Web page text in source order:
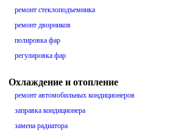
ремонт стеклоподъемника
ремонт дворников
полировка фар
регулировка фар
Охлаждение и отопление
ремонт автомобильных кондиционеров
заправка кондиционера
замена радиатора